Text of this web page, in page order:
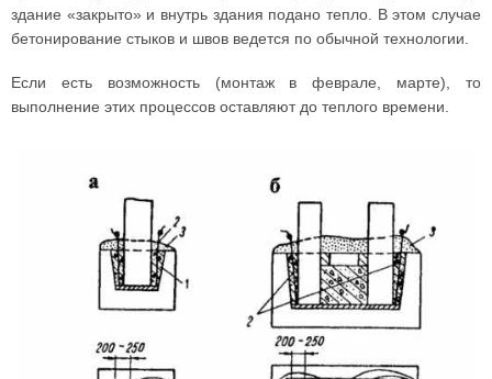
здание «закрыто» и внутрь здания подано тепло. В этом случае
бетонирование стыков и швов ведется по обычной технологии.
Если есть возможность (монтаж в феврале, марте), то
выполнение этих процессов оставляют до теплого времени.